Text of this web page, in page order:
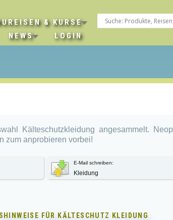
& KURSE
NEWS LOGIN
Kälteschutzkleidung angesammelt.
zum anprobieren vorbei!
E-Mail schreiben:
Kleidung
FÜR KÄLTESCHUTZ KLEIDUNG